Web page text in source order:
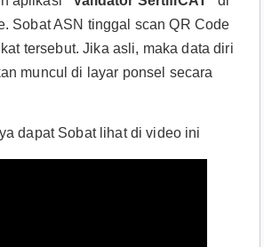
Sobat ASN tinggal scan QR Code
tersebut. Jika asli, maka data diri
muncul di layar ponsel secara
dapat Sobat lihat di video ini